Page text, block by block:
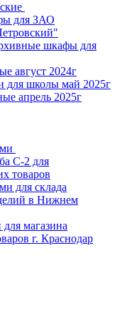
для ЗАО
шкафы для
август 2024г
для школы май 2025г
апрель 2025г
С-2 для
товаров
для склада
в Нижнем
магазина
г. Краснодар